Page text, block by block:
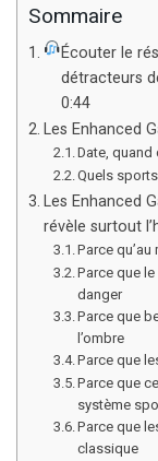
Sommaire
Écouter le
détracteurs
0:44
Les Enhanced
Date,
Quels
Les Enhanced
révèle surtout
Parce
Parce que
danger
Parce que
l’ombre
Parce que
Parce que
système
Parce que
classique